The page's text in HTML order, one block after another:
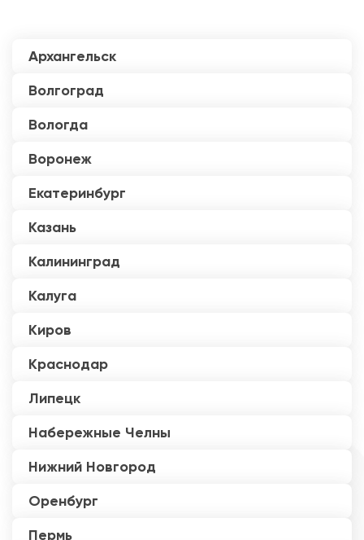
Архангельск
Волгоград
Вологда
Воронеж
Екатеринбург
Казань
Калининград
Калуга
Киров
Краснодар
Липецк
Набережные Челны
Нижний Новгород
Оренбург
Пермь